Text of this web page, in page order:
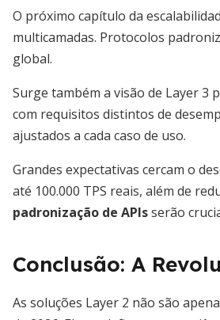
O próximo capítulo da
multicamadas. Protocolos
global.
Surge também a visão de Layer 3
com requisitos distintos de
ajustados a cada caso de uso.
Grandes expectativas cercam o
até 100.000 TPS reais, além de
padronização de APIsserão
Conclusão: A
As soluções Layer 2 não são